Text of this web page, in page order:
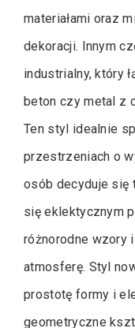
materiałami oraz
dekoracji. Innym
industrialny, który
beton czy metal z
Ten styl idealnie
przestrzeniach o
osób decyduje się
się eklektycznym
różnorodne wzory
atmosferę. Styl
prostotę formy i
geometryczne